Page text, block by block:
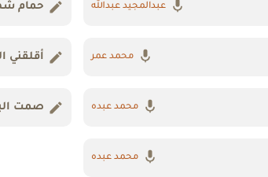
عبدالمجيد عبدالله حمام
محمد عمر أقلقني
محمد عبده صمت
محمد عبده